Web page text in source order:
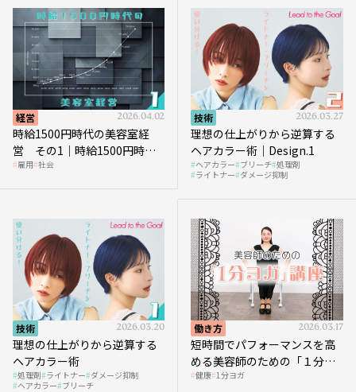
経営 2026.04.02
時給1500円時代の美容室経
営 その1｜時給1500円時代
へ向かう社会的背景
雇用 社会
技術 2026.03.27
理想の仕上がりから逆算する
ヘアカラー術｜Design.1
ヘアカラー ブリーチ 処理剤
ライトナー ダメージ抑制
技術 2026.03.20
理想の仕上がりから逆算する
ヘアカラー術
処理剤 ライトナー ダメージ抑制
ヘアカラー ブリーチ
働き方 2026.03.17
短時間でパフォーマンスを高
める美容師のための「１分ヨ
ガ」講座｜実践編
健康 1分ヨガ